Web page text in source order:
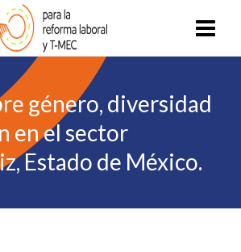
género, diversidad
en el sector
Estado de México.